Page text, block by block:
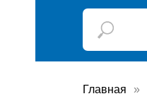
Главная »